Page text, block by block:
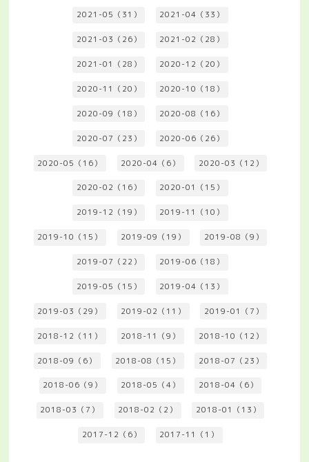
2021-05（31） 2021-04（33）
2021-03（26） 2021-02（28）
2021-01（28） 2020-12（20）
2020-11（20） 2020-10（18）
2020-09（18） 2020-08（16）
2020-07（23） 2020-06（26）
2020-05（16） 2020-04（6） 2020-03（12）
2020-02（16） 2020-01（15）
2019-12（19） 2019-11（10）
2019-10（15） 2019-09（19） 2019-08（9）
2019-07（22） 2019-06（18）
2019-05（15） 2019-04（13）
2019-03（29） 2019-02（11） 2019-01（7）
2018-12（11） 2018-11（9） 2018-10（12）
2018-09（6） 2018-08（15） 2018-07（23）
2018-06（9） 2018-05（4） 2018-04（6）
2018-03（7） 2018-02（2） 2018-01（13）
2017-12（6） 2017-11（1）